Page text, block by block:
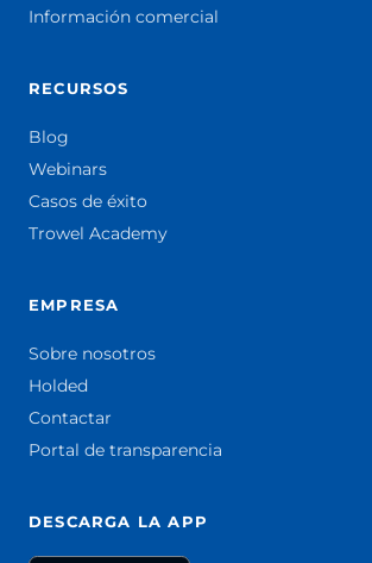
Información comercial
RECURSOS
Blog
Webinars
Casos de éxito
Trowel Academy
EMPRESA
Sobre nosotros
Holded
Contactar
Portal de transparencia
DESCARGA LA APP